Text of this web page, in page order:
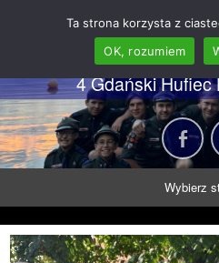
62 GDH
Stanisława
4 Gdański
Wybierz
Ta strona korzysta z
OK, rozumiem